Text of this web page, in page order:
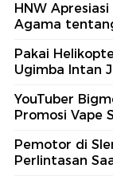
HNW
Agama
Pakai
Ugimba Intan
YouTuber
Promosi Vape
Pemotor di
Perlintasan